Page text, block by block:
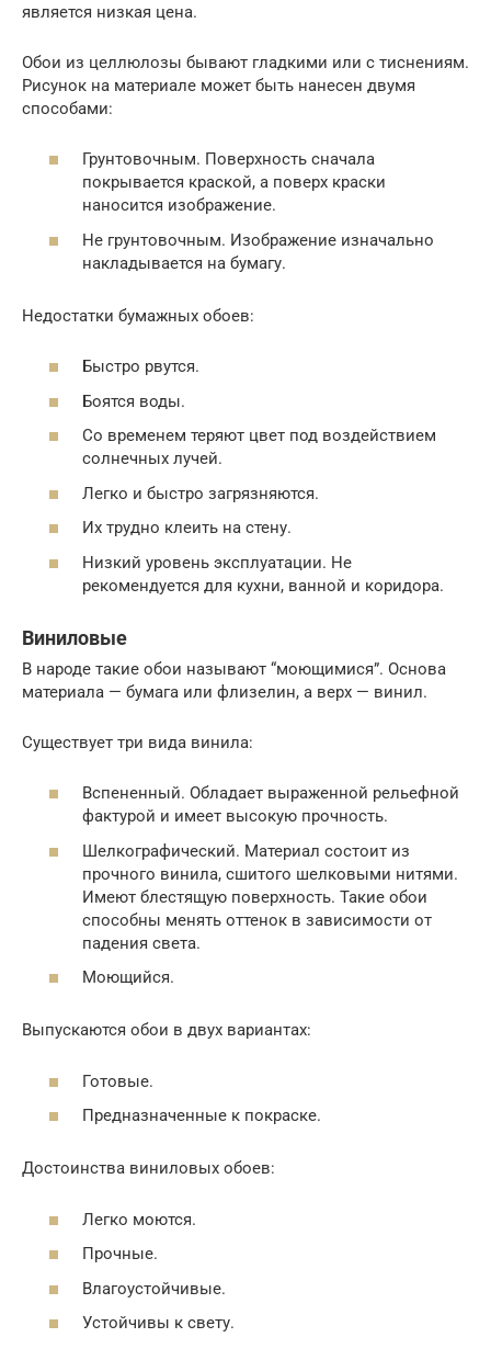
является низкая цена.
Обои из целлюлозы бывают гладкими или с тиснениям.
Рисунок на материале может быть нанесен двумя
способами:
Грунтовочным. Поверхность сначала
покрывается краской, а поверх краски
наносится изображение.
Не грунтовочным. Изображение изначально
накладывается на бумагу.
Недостатки бумажных обоев:
Быстро рвутся.
Боятся воды.
Со временем теряют цвет под воздействием
солнечных лучей.
Легко и быстро загрязняются.
Их трудно клеить на стену.
Низкий уровень эксплуатации. Не
рекомендуется для кухни, ванной и коридора.
Виниловые
В народе такие обои называют “моющимися”. Основа
материала — бумага или флизелин, а верх — винил.
Существует три вида винила:
Вспененный. Обладает выраженной рельефной
фактурой и имеет высокую прочность.
Шелкографический. Материал состоит из
прочного винила, сшитого шелковыми нитями.
Имеют блестящую поверхность. Такие обои
способны менять оттенок в зависимости от
падения света.
Моющийся.
Выпускаются обои в двух вариантах:
Готовые.
Предназначенные к покраске.
Достоинства виниловых обоев:
Легко моются.
Прочные.
Влагоустойчивые.
Устойчивы к свету.